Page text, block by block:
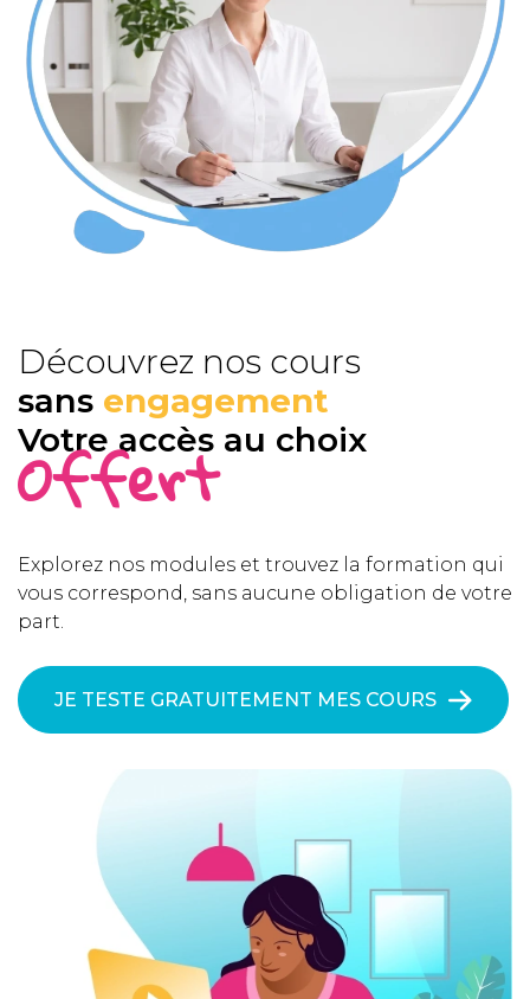
Découvrez nos cours
sans engagement
Votre accès au choix
Offert
Explorez nos modules et trouvez la formation qui
vous correspond, sans aucune obligation de votre
part.
JE TESTE GRATUITEMENT MES COURS